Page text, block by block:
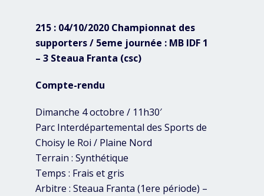
215 : 04/10/2020 Championnat des
supporters / 5eme journée : MB IDF 1
– 3 Steaua Franta (csc)
Compte-rendu
Dimanche 4 octobre / 11h30′
Parc Interdépartemental des Sports de
Choisy le Roi / Plaine Nord
Terrain : Synthétique
Temps : Frais et gris
Arbitre : Steaua Franta (1ere période) –